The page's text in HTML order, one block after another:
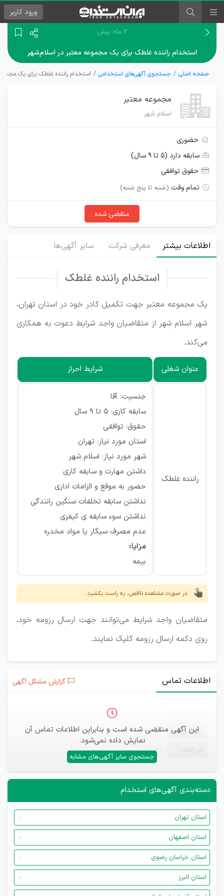
ورود کاربر
۲ ماه پیش
استخدام راننده غلطک برای یک مجموعه معتبر در اسلام‌شهر
صفحه اصلی جستجوی آگهی‌های استخدامی استخدام راننده غلطک برای یک
مجموعه معتبر
اسلام شهر
حضوری
سابقه دارد (۵ تا ۹ سال)
حقوق توافقی
تمام وقت (شنبه تا پنج شنبه)
منقضی شده
اطلاعات بیشتر معرفی شرکت سایر آگهی‌ها
استخدام راننده غلطک
یک مجموعه معتبر جهت تکمیل کادر خود در استان تهران،
شهر اسلام شهر از متقاضیان واجد شرایط دعوت به همکاری
می‌کند.
عنوان شغلی شرایط احراز
راننده غلطک
جنسیت: آقا
سابقه کاری: ۵ تا ۹ سال
حقوق: توافقی
استان مورد نیاز: تهران
شهر مورد نیاز: اسلام شهر
داشتن مهارت و سابقه کاری
حضور به موقع و الزامات اداری
نداشتن سابقه‌ تخلفات سنگین رانندگی
نداشتن سوء سابقه ی کیفری
عدم مصرف سیگار یا مواد مخدره
مزایا:
بیمه
در صورت مشاهده ناقص، به راست بکشید
متقاضیان واجد شرایط می‌توانند جهت ارسال رزومه خود،
روی دکمه ارسال رزومه کلیک نمایند.
اطلاعات تماس گزارش مشکل آگهی
این آگهی منقضی شده است و بنابراین اطلاعات تماس آن
نمایش داده نمی‌شود.
جستجوی سایر آگهی‌های مشابه
ایمیل —
—
دسته‌بندی آگهی‌های استخدام
استان تهران
استان اصفهان
استان خراسان رضوی
استان البرز